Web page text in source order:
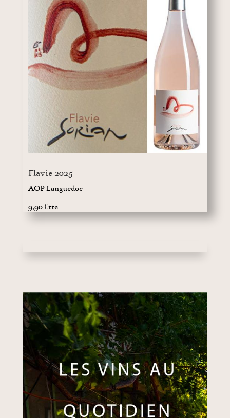
Flavie 2025
AOP Languedoc
9,90 €ttc